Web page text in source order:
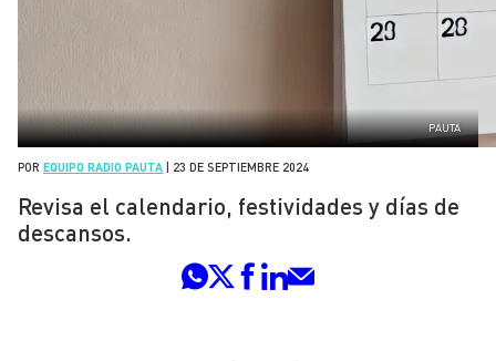
PAUTA
POR EQUIPO RADIO PAUTA 23 DE SEPTIEMBRE 2024
Revisa el calendario, festividades y días de
descansos.